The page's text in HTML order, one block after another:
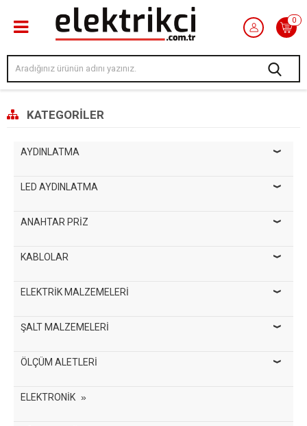
0
KATEGORILER
AYDINLATMA
LED AYDINLATMA
ANAHTAR PRİZ
KABLOLAR
ELEKTRİK MALZEMELERİ
ŞALT MALZEMELERİ
ÖLÇÜM ALETLERİ
ELEKTRONİK